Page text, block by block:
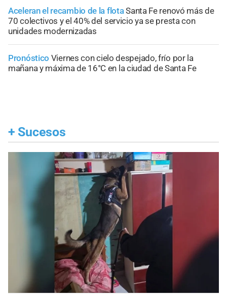
Aceleran el recambio de la flotaSanta Fe renovó más de
70 colectivos y el 40% del servicio ya se presta con
unidades modernizadas
Pronóstico Viernes con cielo despejado, frío por la
mañana y máxima de 16°C en la ciudad de Santa Fe
+ Sucesos